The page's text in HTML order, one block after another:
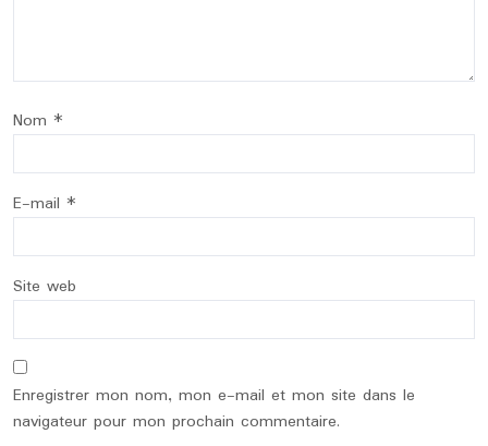
Nom *
E-mail *
Site web
Enregistrer mon nom, mon e-mail et mon site dans le
navigateur pour mon prochain commentaire.